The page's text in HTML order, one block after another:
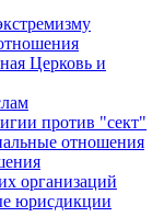
Церковь и
против "сект"
отношения
организаций
юрисдикции